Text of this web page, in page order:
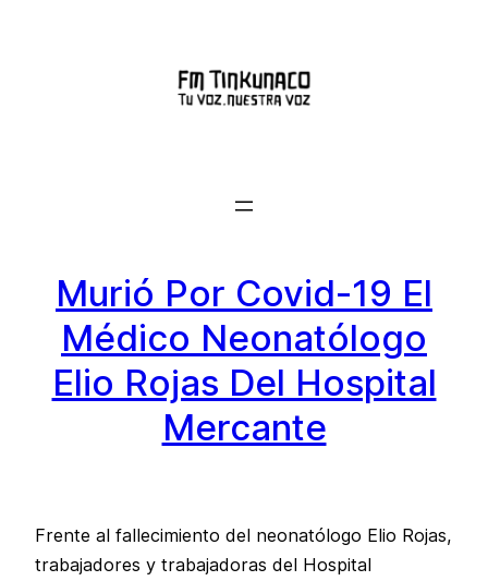
Murió Por Covid-19 El
Médico Neonatólogo
Elio Rojas Del Hospital
Mercante
Frente al fallecimiento del neonatólogo Elio Rojas,
trabajadores y trabajadoras del Hospital